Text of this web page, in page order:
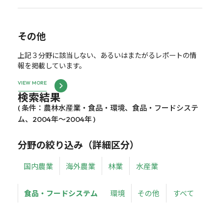
その他
上記３分野に該当しない、あるいはまたがるレポートの情
報を掲載しています。
VIEW MORE
検索結果
( 条件：農林水産業・食品・環境、食品・フードシステ
ム、2004年～2004年 )
分野の絞り込み（詳細区分）
国内農業 海外農業 林業 水産業
食品・フードシステム 環境 その他 すべて